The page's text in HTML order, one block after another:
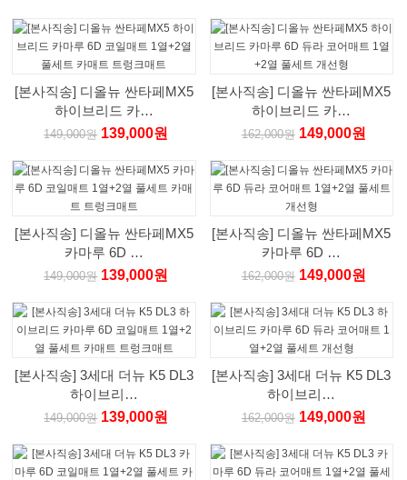
[본사직송] 디올뉴 싼타페MX5
하이브리드 카…
149,000원 139,000원
[본사직송] 디올뉴 싼타페MX5
하이브리드 카…
162,000원149,000원
[본사직송] 디올뉴 싼타페MX5
카마루 6D …
149,000원 139,000원
[본사직송] 디올뉴 싼타페MX5
카마루 6D …
162,000원149,000원
[본사직송] 3세대 더뉴 K5 DL3
하이브리…
149,000원 139,000원
[본사직송] 3세대 더뉴 K5 DL3
하이브리…
162,000원149,000원